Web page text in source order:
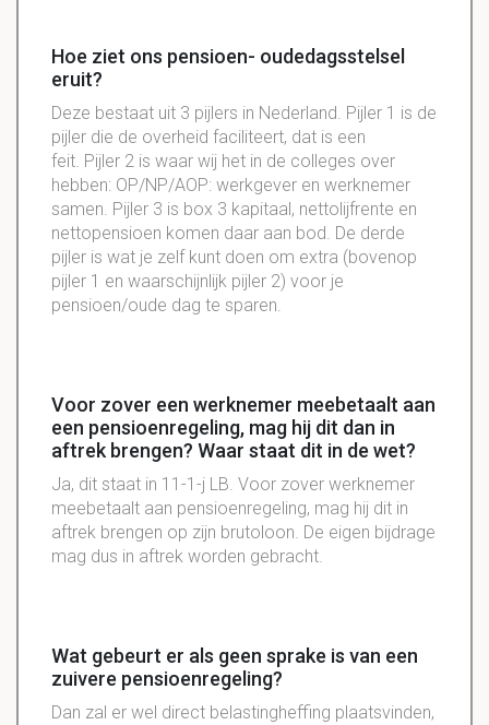
Hoe ziet ons pensioen- oudedagsstelsel
eruit?
Deze bestaat uit 3 pijlers in Nederland. Pijler 1 is de
pijler die de overheid faciliteert, dat is een
feit. Pijler 2 is waar wij het in de colleges over
hebben: OP/NP/AOP: werkgever en werknemer
samen. Pijler 3 is box 3 kapitaal, nettolijfrente en
nettopensioen komen daar aan bod. De derde
pijler is wat je zelf kunt doen om extra (bovenop
pijler 1 en waarschijnlijk pijler 2) voor je
pensioen/oude dag te sparen.
Voor zover een werknemer meebetaalt aan
een pensioenregeling, mag hij dit dan in
aftrek brengen? Waar staat dit in de wet?
Ja, dit staat in 11-1-j LB. Voor zover werknemer
meebetaalt aan pensioenregeling, mag hij dit in
aftrek brengen op zijn brutoloon. De eigen bijdrage
mag dus in aftrek worden gebracht.
Wat gebeurt er als geen sprake is van een
zuivere pensioenregeling?
Dan zal er wel direct belastingheffing plaatsvinden,